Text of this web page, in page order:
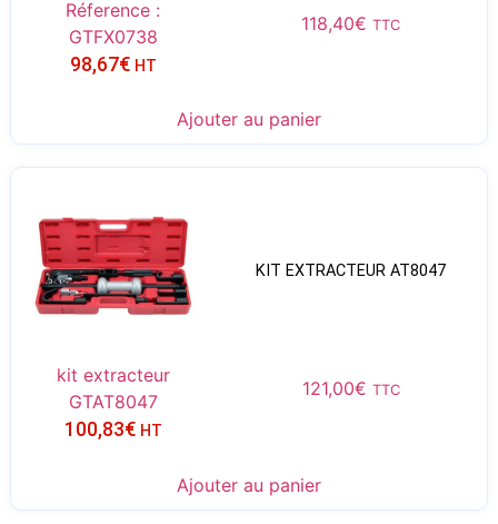
Réference :
GTFX0738
118,40€ TTC
98,67€ HT
Ajouter au panier
KIT EXTRACTEUR AT8047
kit extracteur
GTAT8047
121,00€ TTC
100,83€ HT
Ajouter au panier